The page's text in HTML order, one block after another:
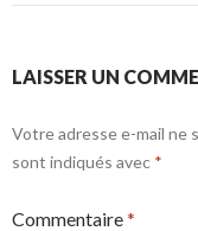
LAISSER UN
Votre adresse e-mail ne
sont indiqués avec *
Commentaire*